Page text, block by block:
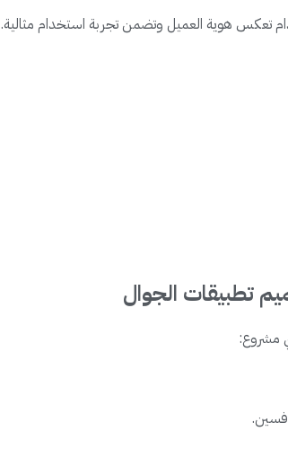
تعكس هوية العميل وتضمن تجربة استخدام مثالية.
تطبيقات الجوال
مشروع: